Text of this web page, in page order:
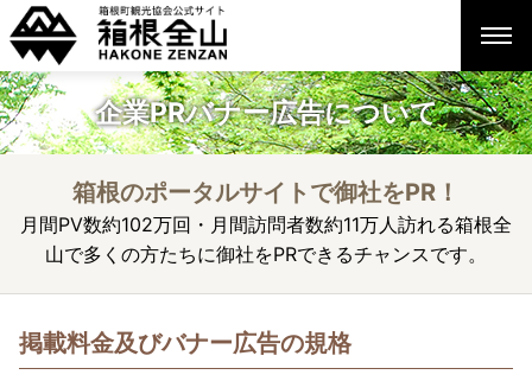
企業PRバナー広告について
箱根のポータルサイトで御社をPR！
月間PV数約102万回・月間訪問者数約11万人訪れる箱根全
山で多くの方たちに御社をPRできるチャンスです。
掲載料金及びバナー広告の規格